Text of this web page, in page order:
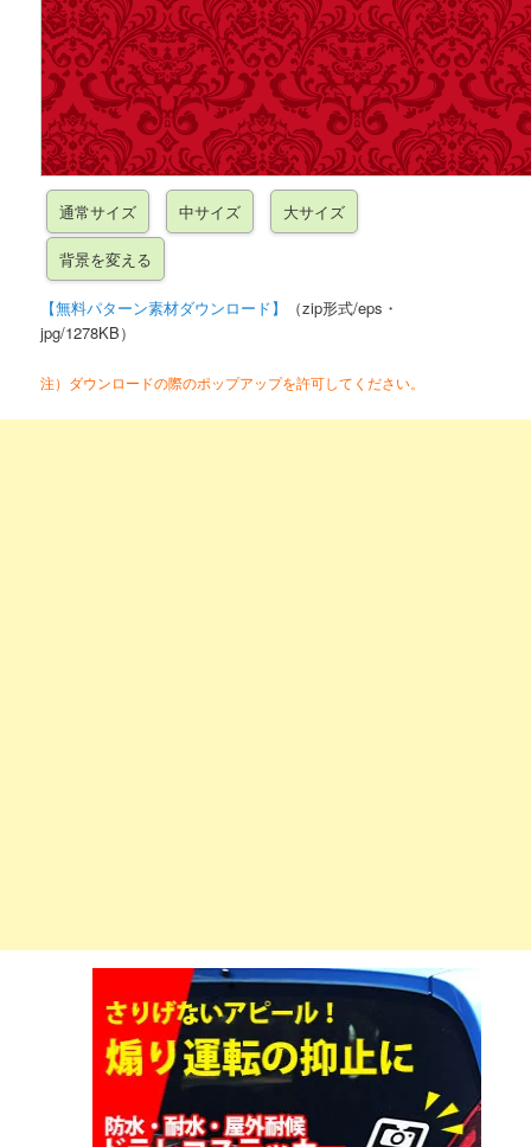
【無料パターン素材ダウンロード】
（zip形式/eps・
jpg/1278KB）
注）ダウンロードの際のポップアップを許可してください。